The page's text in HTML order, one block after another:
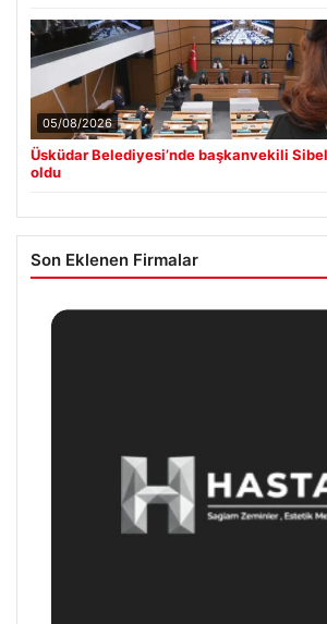
05/08/2026
Üsküdar Belediyesi’nde başkanvekili
oldu
Son Eklenen Firmalar